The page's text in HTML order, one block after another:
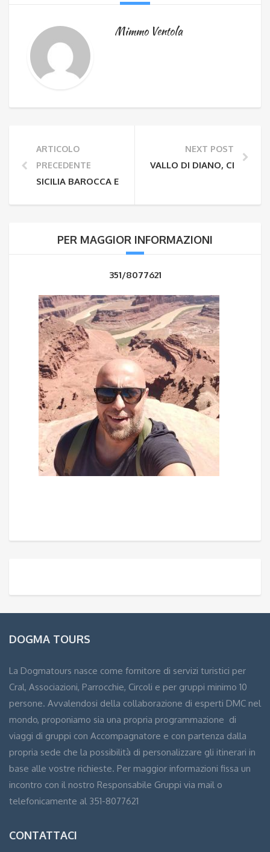
Mimmo Ventola
ARTICOLO
PRECEDENTE
SICILIA BAROCCA E I LUOGHI DI MONTALBANO
NEXT POST
VALLO DI DIANO,
PER MAGGIOR INFORMAZIONI
351/8077621
DOGMA TOURS
La Dogmatours nasce come fornitore di servizi turistici per
Cral, Associazioni, Parrocchie, Circoli e per gruppi minimo 10
persone. Avvalendosi della collaborazione di esperti DMC nel
mondo, proponiamo sia una propria programmazione di
viaggi di gruppi con Accompagnatore e con partenza dalla
propria sede che la possibilità di personalizzare gli itinerari in
base alle vostre richieste. Per maggior informazioni fissa un
incontro con il nostro Responsabile Gruppi via mail o
telefonicamente al 351-8077621
CONTATTACI